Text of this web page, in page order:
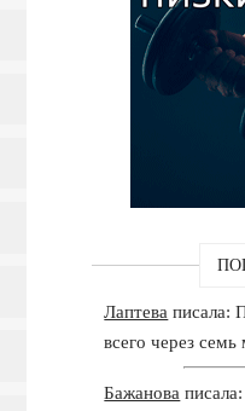
Лаптева писала:
всего через семь
Бажанова